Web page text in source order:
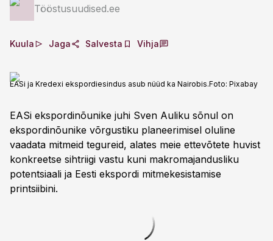
Tööstusuudised.ee
Kuula Jaga Salvesta Vihja
EASi ja Kredexi ekspordiesindus asub nüüd ka Nairobis.Foto: Pixabay
EASi ekspordinõunike juhi Sven Auliku sõnul on
ekspordinõunike võrgustiku planeerimisel oluline
vaadata mitmeid tegureid, alates meie ettevõtete huvist
konkreetse sihtriigi vastu kuni makromajandusliku
potentsiaali ja Eesti ekspordi mitmekesistamise
printsiibini.